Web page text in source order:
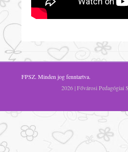
FPSZ. Minden jog fenntartva.
2026 | Fővárosi Pedagógiai